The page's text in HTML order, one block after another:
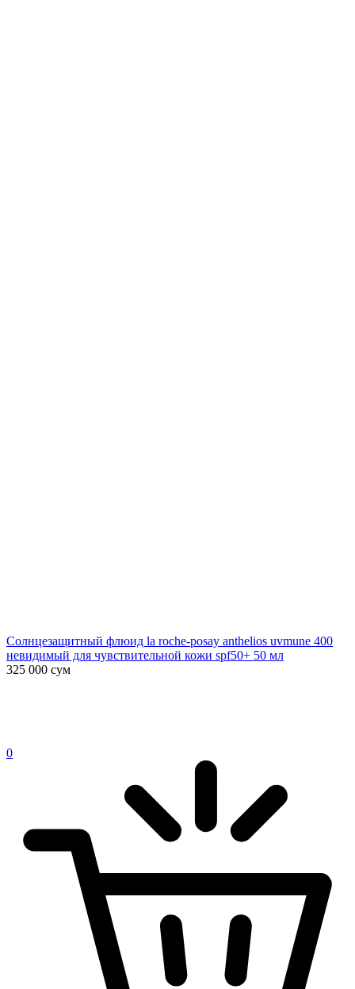
Солнцезащитный флюид la roche-posay anthelios uvmune 400
невидимый для чувствительной кожи spf50+ 50 мл
325 000 сум
0